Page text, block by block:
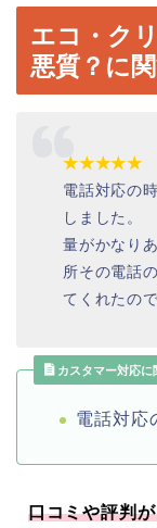
エコ・ク
悪質？に
★★★★★
電話対応の
しました。
量がかなり
所その電話
てくれたの
カスタマー対応に
電話対応
口コミや評判